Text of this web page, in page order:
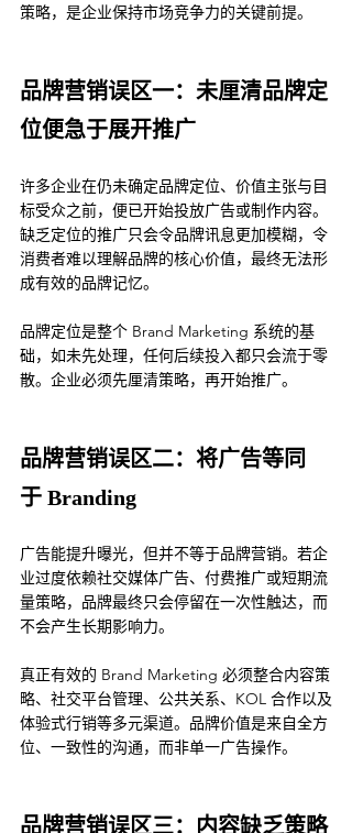
策略，是企业保持市场竞争力的关键前提。
品牌营销误区一：未厘清品牌定
位便急于展开推广
许多企业在仍未确定品牌定位、价值主张与目
标受众之前，便已开始投放广告或制作内容。
缺乏定位的推广只会令品牌讯息更加模糊，令
消费者难以理解品牌的核心价值，最终无法形
成有效的品牌记忆。
品牌定位是整个 Brand Marketing 系统的基
础，如未先处理，任何后续投入都只会流于零
散。企业必须先厘清策略，再开始推广。
品牌营销误区二：将广告等同
于 Branding
广告能提升曝光，但并不等于品牌营销。若企
业过度依赖社交媒体广告、付费推广或短期流
量策略，品牌最终只会停留在一次性触达，而
不会产生长期影响力。
真正有效的 Brand Marketing 必须整合内容策
略、社交平台管理、公共关系、KOL 合作以及
体验式行销等多元渠道。品牌价值是来自全方
位、一致性的沟通，而非单一广告操作。
品牌营销误区三：内容缺乏策略